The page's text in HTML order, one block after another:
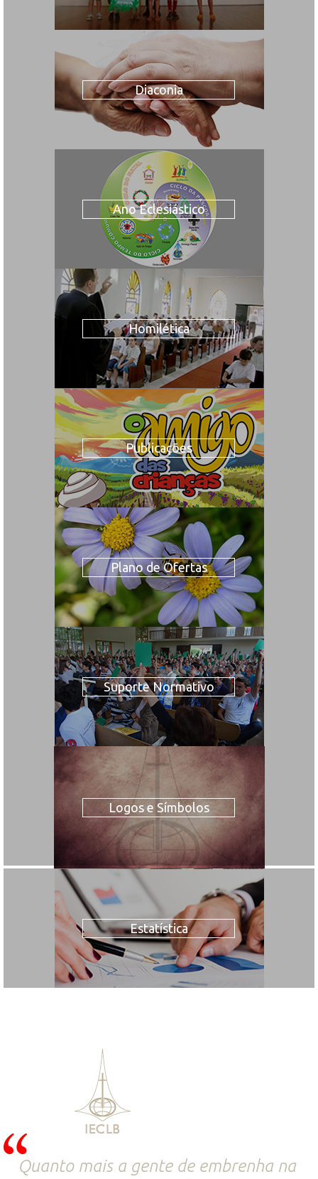
Diaconia
Ano Eclesiástico
Homilética
Publicações
Plano de Ofertas
Suporte Normativo
Logos e Símbolos
Estatística
Quanto mais a gente de embrenha na